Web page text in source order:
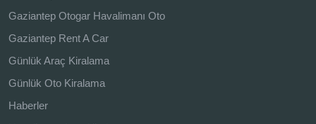
Gaziantep Otogar Havalimanı Oto
Gaziantep Rent A Car
Günlük Araç Kiralama
Günlük Oto Kiralama
Haberler